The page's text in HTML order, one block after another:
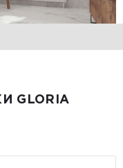
GLORIA